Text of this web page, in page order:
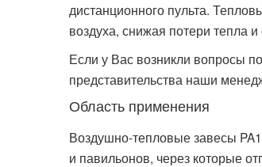
дистанционного пульта.
воздуха, снижая потери тепла
Если у Вас возникли вопросы
представительства наши
Область применения
Воздушно-тепловые завесы
и павильонов, через которые